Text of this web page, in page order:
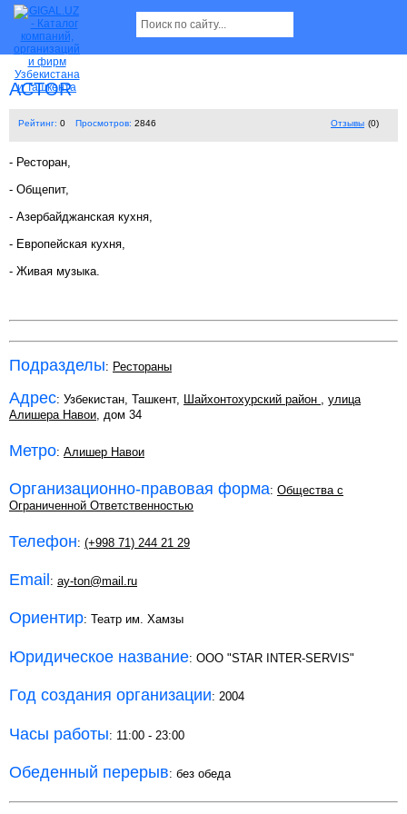
ACTOR
Рейтинг: 0 Просмотров: 2846 Отзывы (0)
- Ресторан,
- Общепит,
- Азербайджанская кухня,
- Европейская кухня,
- Живая музыка.
Подразделы: Рестораны
Адрес: Узбекистан, Ташкент, Шайхонтохурский район , улица
Алишера Навои, дом 34
Метро: Алишер Навои
Организационно-правовая форма: Общества с
Ограниченной Ответственностью
Телефон: (+998 71) 244 21 29
Email : ay-ton@mail.ru
Ориентир: Театр им. Хамзы
Юридическое название: ООО "STAR INTER-SERVIS"
Год создания организации: 2004
Часы работы: 11:00 - 23:00
Обеденный перерыв: без обеда